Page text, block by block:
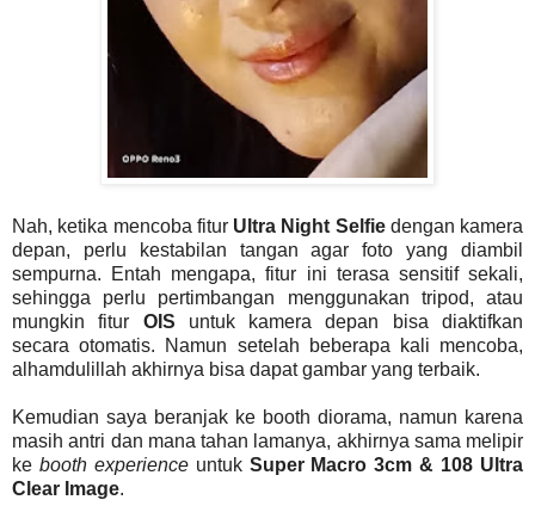
Nah, ketika mencoba fitur Ultra Night Selfiedengan kamera
depan, perlu kestabilan tangan agar foto yang diambil
sempurna. Entah mengapa, fitur ini terasa sensitif sekali,
sehingga perlu pertimbangan menggunakan tripod, atau
mungkin fitur OIS untuk kamera depan bisa diaktifkan
secara otomatis. Namun setelah beberapa kali mencoba,
alhamdulillah akhirnya bisa dapat gambar yang terbaik.
Kemudian saya beranjak ke booth diorama, namun karena
masih antri dan mana tahan lamanya, akhirnya sama melipir
ke booth experienceuntuk Super Macro 3cm & 108 Ultra
Clear Image.